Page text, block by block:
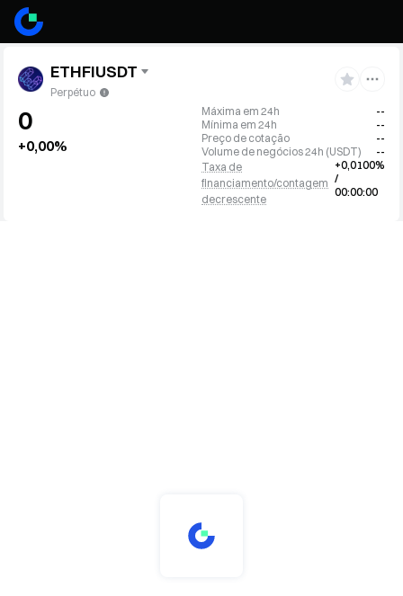
ETHFIUSDT
Perpétuo
0
+0,00%
Máxima em 24h
--
Mínima em 24h
--
Preço de cotação
--
Volume de negócios 24h (USDT)
--
Taxa de
financiamento/contagem
decrescente
+0,0100%
/
00:00:00